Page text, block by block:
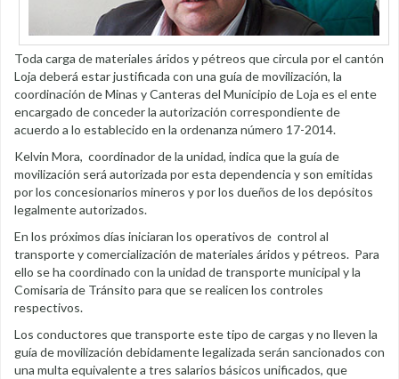
Toda carga de materiales áridos y pétreos que circula por el cantón
Loja deberá estar justificada con una guía de movilización, la
coordinación de Minas y Canteras del Municipio de Loja es el ente
encargado de conceder la autorización correspondiente de
acuerdo a lo establecido en la ordenanza número 17-2014.
Kelvin Mora, coordinador de la unidad, indica que la guía de
movilización será autorizada por esta dependencia y son emitidas
por los concesionarios mineros y por los dueños de los depósitos
legalmente autorizados.
En los próximos días iniciaran los operativos de control al
transporte y comercialización de materiales áridos y pétreos. Para
ello se ha coordinado con la unidad de transporte municipal y la
Comisaria de Tránsito para que se realicen los controles
respectivos.
Los conductores que transporte este tipo de cargas y no lleven la
guía de movilización debidamente legalizada serán sancionados con
una multa equivalente a tres salarios básicos unificados, que